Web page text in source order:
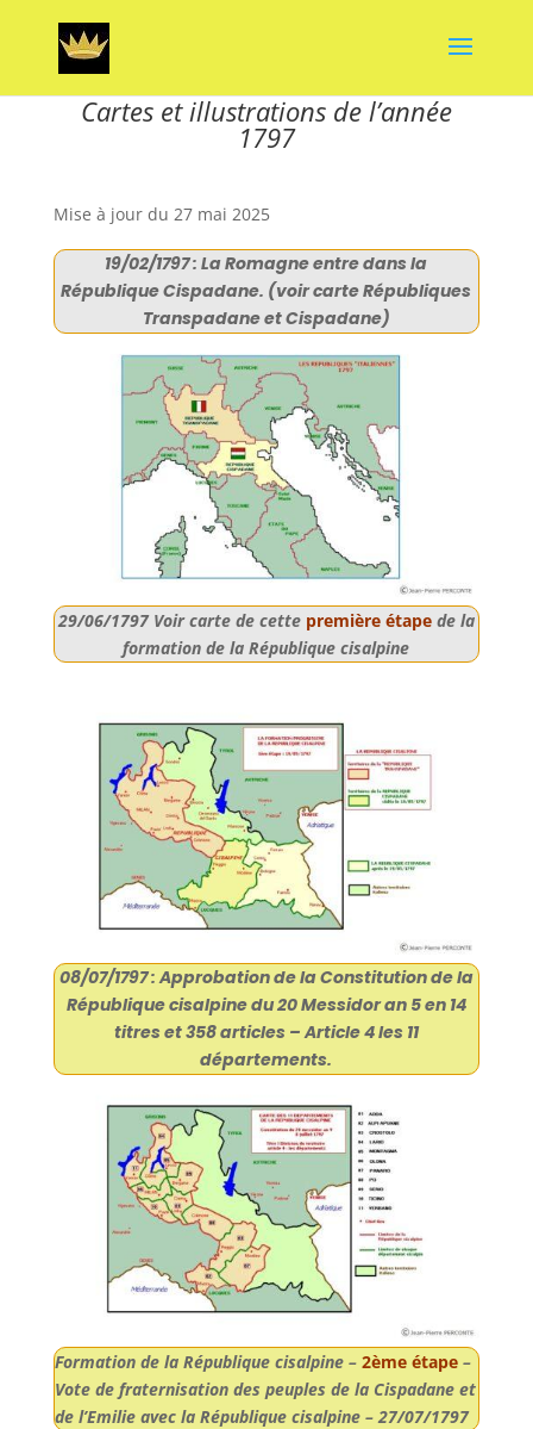
Cartes et illustrations de l’année
1797
Mise à jour du 27 mai 2025
19/02/1797 : La Romagne entre dans la
République Cispadane. (voir carte Républiques
Transpadane et Cispadane)​
29/06/1797 Voir carte de cette première étapede la
formation de la République cisalpine​
08/07/1797 : Approbation de la Constitution de la
République cisalpine du 20 Messidor an 5 en 14
titres et 358 articles – Article 4 les 11
départements.
Formation de la République cisalpine – 2ème étape–
Vote de fraternisation des peuples de la Cispadane et
de l’Emilie avec la République cisalpine – 27/07/1797